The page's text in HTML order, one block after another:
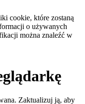
cookie, które zostaną
o używanych
można znaleźć w
Zaktualizuj ją, aby